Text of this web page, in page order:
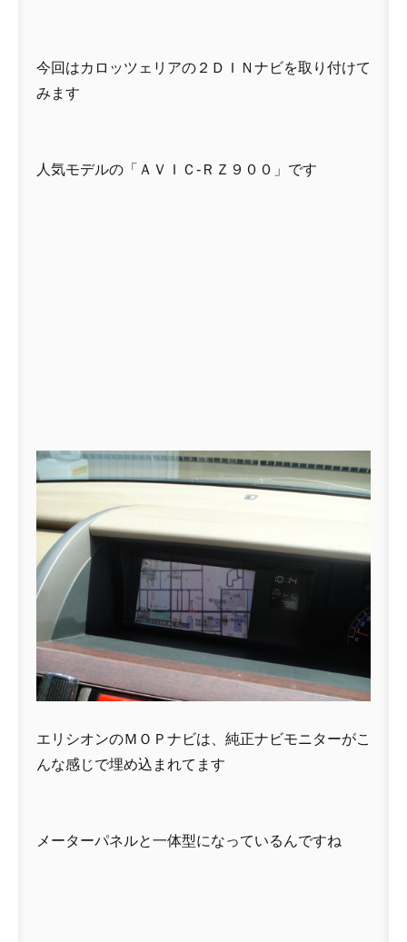
今回はカロッツェリアの２ＤＩＮナビを取り付けて
みます
人気モデルの「ＡＶＩＣ-ＲＺ９００」です
エリシオンのＭＯＰナビは、純正ナビモニターがこ
んな感じで埋め込まれてます
メーターパネルと一体型になっているんですね